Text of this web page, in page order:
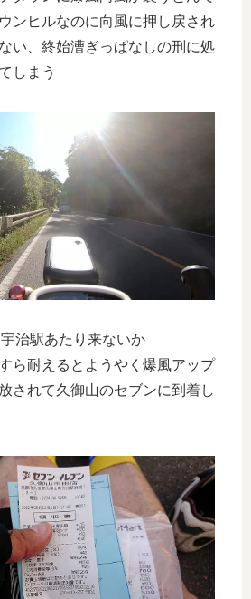
ンヒルなのに向風に押し戻され
い、終始漕ぎっぱなしの刑に処
しまう
治駅あたり来ないか
ら耐えるとようやく爆風アップ
されて久御山のセブンに到着し